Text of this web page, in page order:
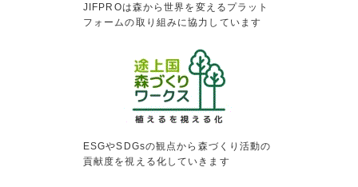
JIFPROは森から世界を変えるプラット
フォームの取り組みに協力しています
ESGやSDGsの観点から森づくり活動の
貢献度を視える化していきます